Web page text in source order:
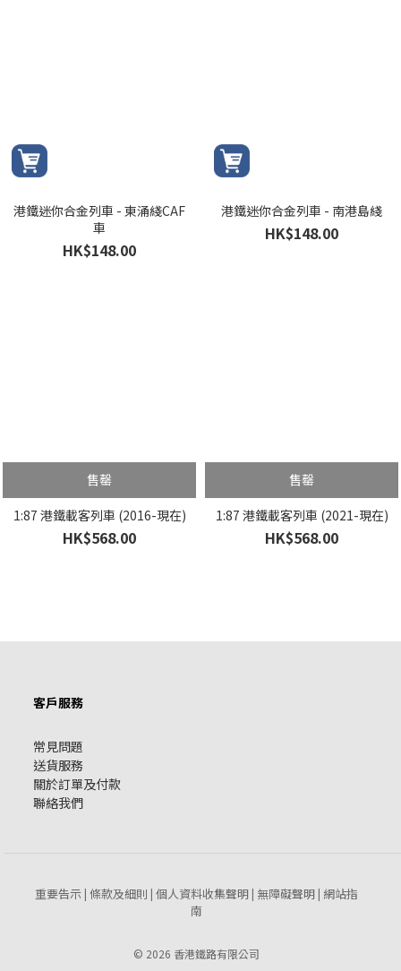
港鐵迷你合金列車 - 東涌綫CAF
車
HK$148.00
港鐵迷你合金列車 - 南港島綫
HK$148.00
售罄
1:87 港鐵載客列車 (2016-現在)
HK$568.00
售罄
1:87 港鐵載客列車 (2021-現在)
HK$568.00
客戶服務
常見問題
送貨服務
關於訂單及付款
聯絡我們
重要告示| 條款及細則 | 個人資料收集聲明| 無障礙聲明| 網站指
南
© 2026 香港鐵路有限公司